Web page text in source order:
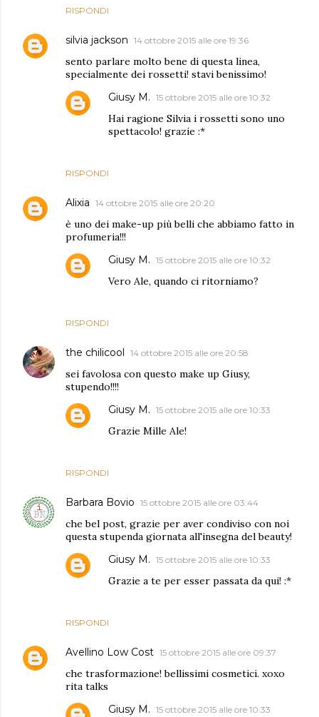
RISPONDI
silvia jackson 14 ottobre 2015 alle ore 19:36
sento parlare molto bene di questa linea,
specialmente dei rossetti! stavi benissimo!
RISPONDI
Giusy M. 15 ottobre 2015 alle ore 10:32
Hai ragione Silvia i rossetti sono uno
spettacolo! grazie :*
Alixia 14 ottobre 2015 alle ore 20:20
è uno dei make-up più belli che abbiamo fatto in
profumeria!!!
RISPONDI
Giusy M. 15 ottobre 2015 alle ore 10:32
Vero Ale, quando ci ritorniamo?
the chilicool 14 ottobre 2015 alle ore 20:58
sei favolosa con questo make up Giusy,
stupendo!!!!
RISPONDI
Giusy M. 15 ottobre 2015 alle ore 10:33
Grazie Mìlle Ale!
Barbara Bovio 15 ottobre 2015 alle ore 03:44
che bel post, grazie per aver condiviso con noi
questa stupenda giornata all'insegna del beauty!
RISPONDI
Giusy M. 15 ottobre 2015 alle ore 10:33
Grazie a te per esser passata da qui! :*
Avellino Low Cost 15 ottobre 2015 alle ore 09:37
che trasformazione! bellissimi cosmetici. xoxo
rita talks
Giusy M. 15 ottobre 2015 alle ore 10:33